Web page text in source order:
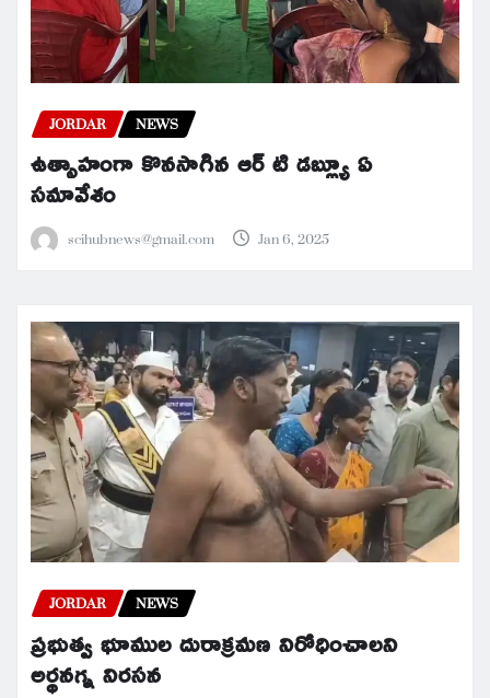
JORDAR NEWS
ఉత్సాహంగా కొనసాగిన ఆర్ టి డబ్ల్యూ ఏ
సమావేశం
scihubnews@gmail.com Jan 6, 2025
JORDAR NEWS
ప్రభుత్వ భూముల దురాక్రమణ నిరోధించాలని
అర్థనగ్న నిరసన